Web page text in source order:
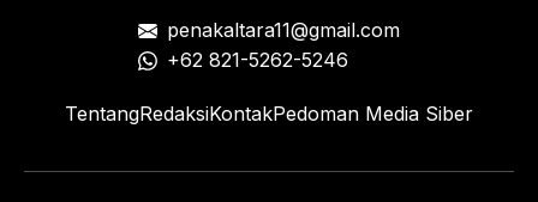
penakaltara11@gmail.com
+62 821-5262-5246
TentangRedaksiKontakPedoman Media Siber